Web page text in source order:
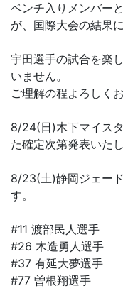
ベンチ入りメンバー
が、国際大会の結果
宇田選手の試合を楽
いません。
ご理解の程よろしく
8/24(日)木下マイス
た確定次第発表いたし
8/23(土)静岡ジェー
す。
#11 渡部民人選手
#26 木造勇人選手
#37 有延大夢選手
#77 曽根翔選手